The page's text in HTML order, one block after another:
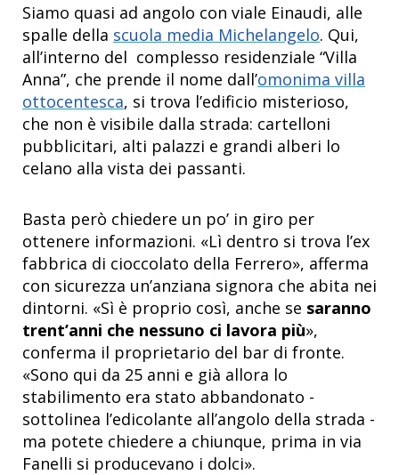
Siamo quasi ad angolo con viale Einaudi, alle
spalle della scuola media Michelangelo. Qui,
all’interno del complesso residenziale “Villa
Anna”, che prende il nome dall’omonima villa
ottocentesca, si trova l’edificio misterioso,
che non è visibile dalla strada: cartelloni
pubblicitari, alti palazzi e grandi alberi lo
celano alla vista dei passanti.
Basta però chiedere un po’ in giro per
ottenere informazioni. «Lì dentro si trova l’ex
fabbrica di cioccolato della Ferrero», afferma
con sicurezza un’anziana signora che abita nei
dintorni. «Sì è proprio così, anche se saranno
trent’anni che nessuno ci lavora più»,
conferma il proprietario del bar di fronte.
«Sono qui da 25 anni e già allora lo
stabilimento era stato abbandonato -
sottolinea l’edicolante all’angolo della strada -
ma potete chiedere a chiunque, prima in via
Fanelli si producevano i dolci».